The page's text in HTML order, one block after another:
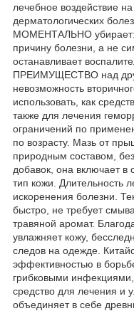
лечебное воздействие
дерматологических
МОМЕНТАЛЬНО
причину болезни, а не
останавливает
ПРЕИМУЩЕСТВО над
невозможность
использовать, как
также для лечения
ограничений по
по возрасту. Мазь от
природным составом,
добавок, она включает
тип кожи. Длительность
искоренения болезни.
быстро, не требует
травяной аромат.
увлажняет кожу,
следов на одежде.
эффективностью в
грибковыми
средство для лечения и
объединяет в себе